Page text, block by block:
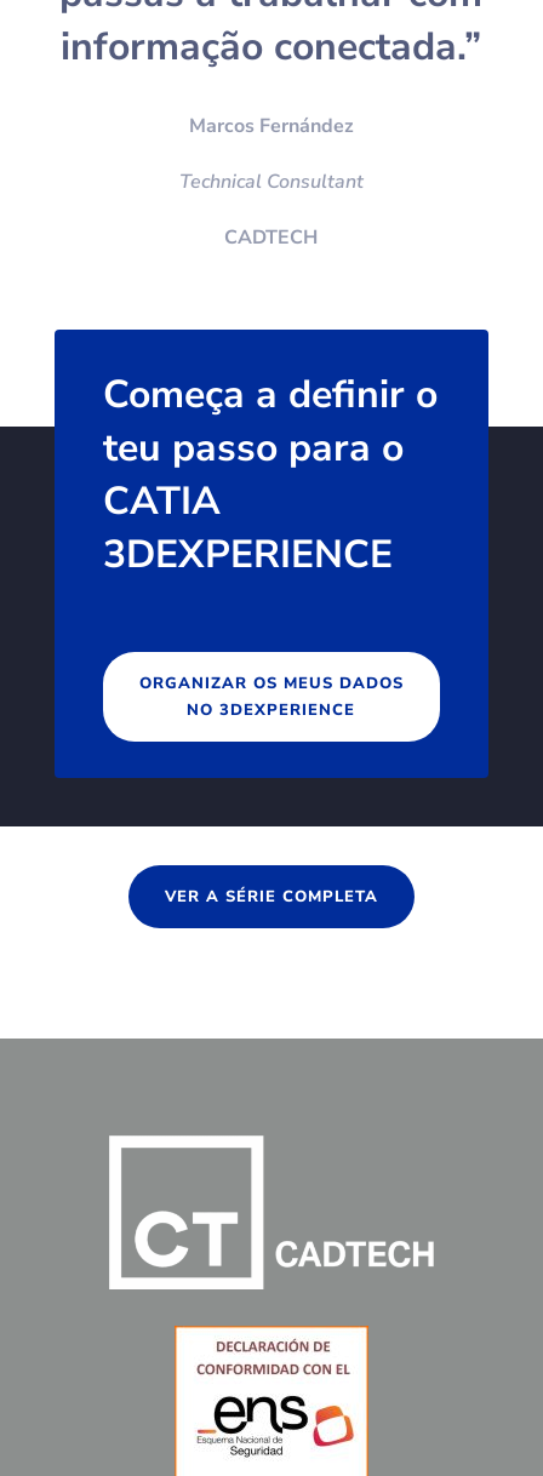
informação conectada.”
Marcos Fernández
Technical Consultant
CADTECH
Começa a definir o
teu passo para o
CATIA
3DEXPERIENCE
ORGANIZAR OS MEUS DADOS
NO 3DEXPERIENCE
VER A SÉRIE COMPLETA